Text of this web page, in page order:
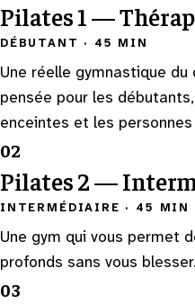
Pilates 1 —
DÉBUTANT · 45 MIN
Une réelle gymnastique
pensée pour les
enceintes et les
02
Pilates 2 —
INTERMÉDIAIRE · 45 MIN
Une gym qui vous permet
profonds sans vous blesser.
03